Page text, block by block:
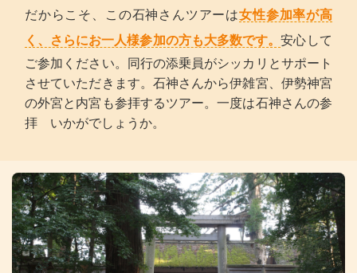
だからこそ、この石神さんツアーは女性参加率が高
く、さらにお一人様参加の方も大多数です。 安心して
ご参加ください。同行の添乗員がシッカリとサポート
させていただきます。石神さんから伊雑宮、伊勢神宮
の外宮と内宮も参拝するツアー。一度は石神さんの参
拝 いかがでしょうか。